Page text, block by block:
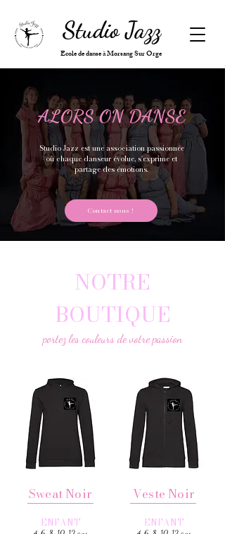
Studio Jazz
Ecole de danse à Morsang Sur Orge
ALORS ON DANSE
Studio Jazz est une association passionnée
où chaque danseur évolue, s'exprime et
partage des émotions.
Contact nous !
NOTRE
BOUTIQUE
portez les couleurs de votre passion
Sweat Noir
ENFANT
Veste Noir
ENFANT